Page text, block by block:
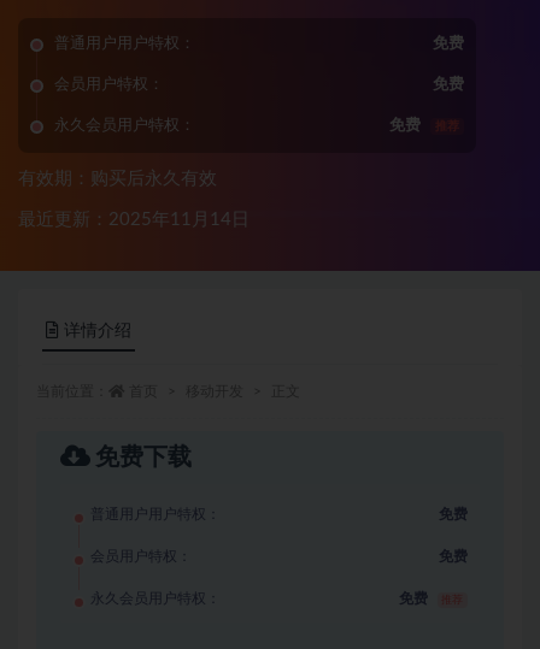
普通用户用户特权： 免费
会员用户特权： 免费
永久会员用户特权： 免费 推荐
有效期：购买后永久有效
最近更新：2025年11月14日
详情介绍
免费下载
普通用户用户特权： 免费
会员用户特权： 免费
永久会员用户特权： 免费